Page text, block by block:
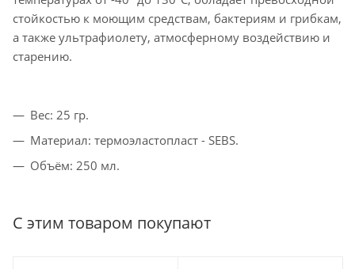
стойкостью к моющим средствам, бактериям и грибкам,
а также ультрафиолету, атмосферному воздействию и
старению.
Вес: 25 гр.
Материал: термоэластопласт - SEBS.
Объём: 250 мл.
С этим товаром покупают